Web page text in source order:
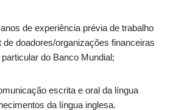
de experiência prévia de trabalho
doadores/organizações financeiras
do Banco Mundial;
escrita e oral da língua
da língua inglesa.